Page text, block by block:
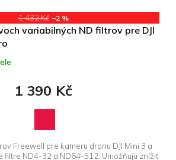
1 432 Kč –2 %
variabilných ND filtrov pre DJI
1 390 Kč
Freewell pre kameru dronu DJI Mini 3 a
filtre ND4-32 a ND64-512. Umožňujú znížiť